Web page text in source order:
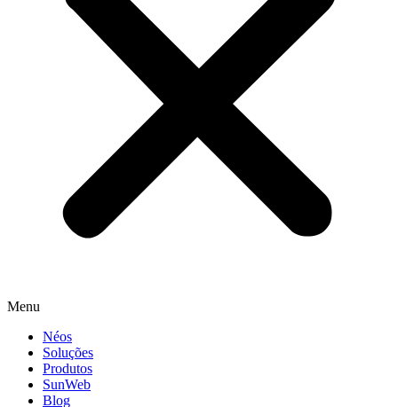
Menu
Néos
Soluções
Produtos
SunWeb
Blog